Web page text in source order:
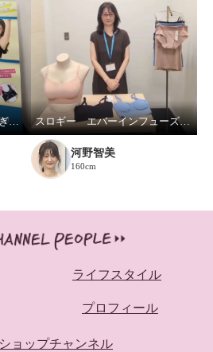
スロギー エバーインフューズド成型シリーズ
河野智美
160cm
ライフスタイル
プロフィール
ョップチャンネル